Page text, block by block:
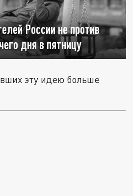
России не против
дня в пятницу
эту идею больше